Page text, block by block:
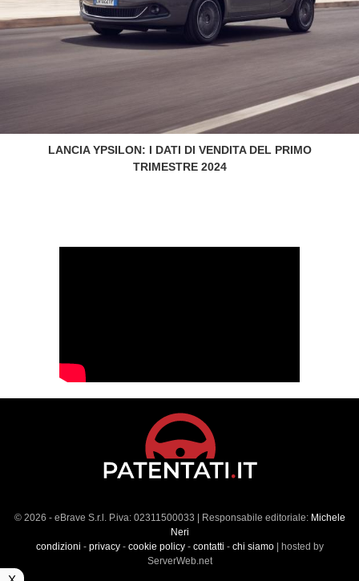
LANCIA YPSILON: I DATI DI VENDITA DEL PRIMO
TRIMESTRE 2024
© 2026 - eBrave S.r.l. P.iva: 02311500033 | Responsabile editoriale: Michele
Neri
condizioni - privacy- cookie policy- contatti - chi siamo| hosted by
ServerWeb.net